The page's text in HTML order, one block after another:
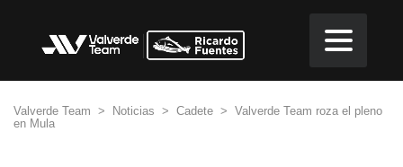
Valverde Team > Noticias > Cadete > Valverde Team roza el pleno
en Mula